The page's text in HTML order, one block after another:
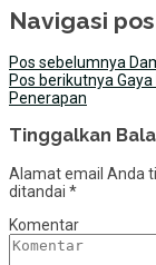
Navigasi pos
Pos sebelumnya
Pos berikutnya
Penerapan
Tinggalkan
Alamat email Anda
ditandai *
Komentar